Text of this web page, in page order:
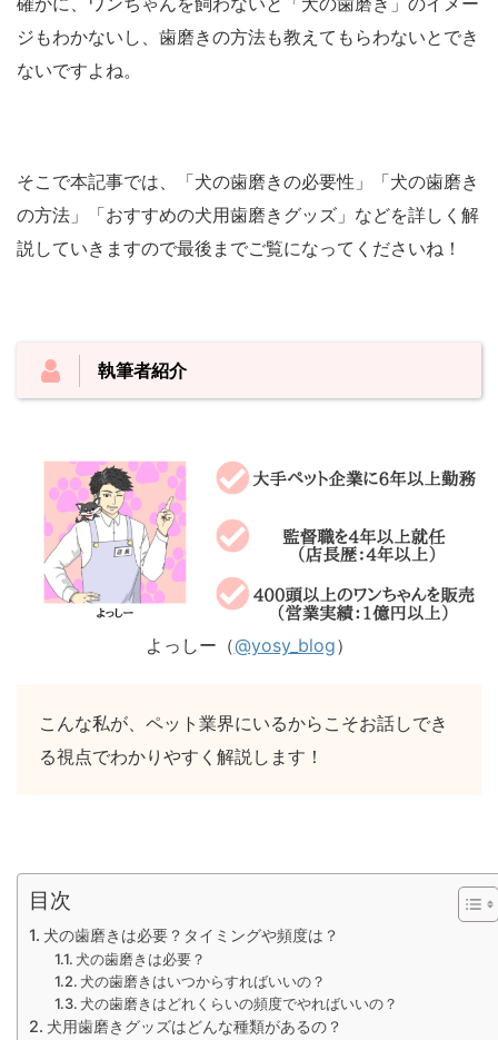
ジもわかないし、歯磨きの方法も教えてもらわないとでき
ないですよね。
そこで本記事では、「犬の歯磨きの必要性」「犬の歯磨き
の方法」「おすすめの犬用歯磨きグッズ」などを詳しく解
説していきますので最後までご覧になってくださいね！
執筆者紹介
よっしー（@yosy_blog）
こんな私が、ペット業界にいるからこそお話しでき
る視点でわかりやすく解説します！
目次
犬の歯磨きは必要？タイミングや頻度は？
犬の歯磨きは必要？
犬の歯磨きはいつからすればいいの？
犬の歯磨きはどれくらいの頻度でやればいいの？
犬用歯磨きグッズはどんな種類があるの？